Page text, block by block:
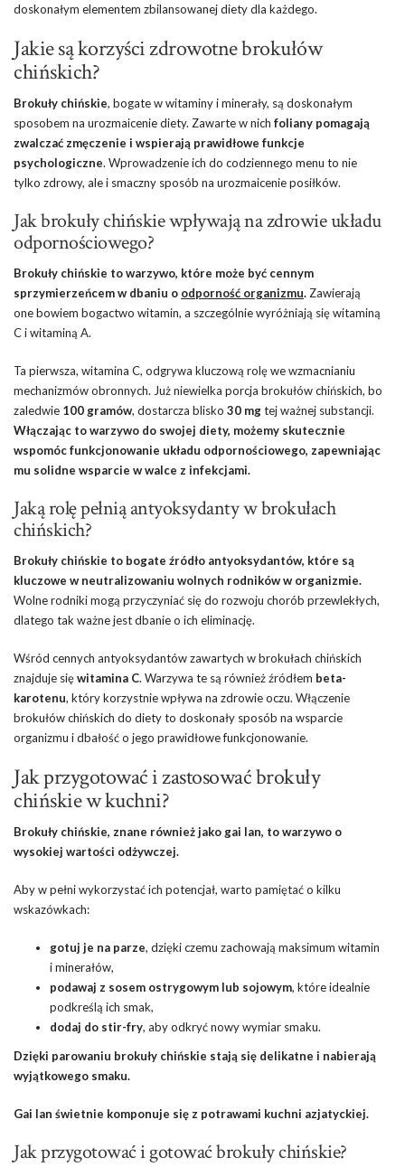
doskonałym elementem zbilansowanej diety dla każdego.
Jakie są korzyści zdrowotne brokułów
chińskich?
Brokuły chińskie, bogate w witaminy i minerały, są doskonałym
sposobem na urozmaicenie diety. Zawarte w nich foliany pomagają
zwalczać zmęczenie i wspierają prawidłowe funkcje
psychologiczne. Wprowadzenie ich do codziennego menu to nie
tylko zdrowy, ale i smaczny sposób na urozmaicenie posiłków.
Jak brokuły chińskie wpływają na zdrowie układu
odpornościowego?
Brokuły chińskie to warzywo, które może być cennym
sprzymierzeńcem w dbaniu o odporność organizmu. Zawierają
one bowiem bogactwo witamin, a szczególnie wyróżniają się witaminą
C i witaminą A.
Ta pierwsza, witamina C, odgrywa kluczową rolę we wzmacnianiu
mechanizmów obronnych. Już niewielka porcja brokułów chińskich, bo
zaledwie 100 gramów, dostarcza blisko 30 mgtej ważnej substancji.
Włączając to warzywo do swojej diety, możemy skutecznie
wspomóc funkcjonowanie układu odpornościowego, zapewniając
mu solidne wsparcie w walce z infekcjami.
Jaką rolę pełnią antyoksydanty w brokułach
chińskich?
Brokuły chińskie to bogate źródło antyoksydantów, które są
kluczowe w neutralizowaniu wolnych rodników w organizmie.
Wolne rodniki mogą przyczyniać się do rozwoju chorób przewlekłych,
dlatego tak ważne jest dbanie o ich eliminację.
Wśród cennych antyoksydantów zawartych w brokułach chińskich
znajduje sięwitamina C. Warzywa te są również źródłem beta-
karotenu, który korzystnie wpływa na zdrowie oczu. Włączenie
brokułów chińskich do diety to doskonały sposób na wsparcie
organizmu i dbałość o jego prawidłowe funkcjonowanie.
Jak przygotować i zastosować brokuły
chińskie w kuchni?
Brokuły chińskie, znane również jako gai lan, to warzywo o
wysokiej wartości odżywczej.
Aby w pełni wykorzystać ich potencjał, warto pamiętać o kilku
wskazówkach:
gotuj je na parze, dzięki czemu zachowają maksimum witamin
i minerałów,
podawaj z sosem ostrygowym lub sojowym, które idealnie
podkreślą ich smak,
dodaj do stir-fry, aby odkryć nowy wymiar smaku.
Dzięki parowaniu brokuły chińskie stają się delikatne i nabierają
wyjątkowego smaku.
Gai lan świetnie komponuje się z potrawami kuchni azjatyckiej.
Jak przygotować i gotować brokuły chińskie?